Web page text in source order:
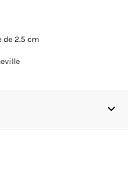
de 2.5 cm